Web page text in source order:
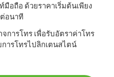
อถือ ด้วยราคาเริ่มต้นเพียง
ต่อนาที
การโทร เพื่อรับอัตราค่าโทร
ารโทรไปลิกเตนสไตน์